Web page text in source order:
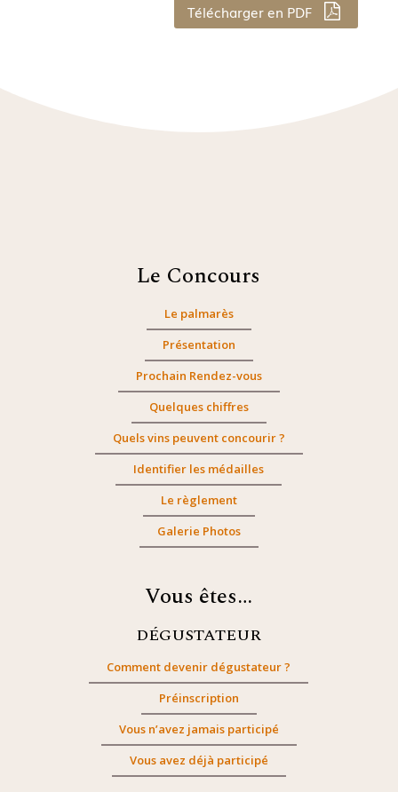
Télécharger en PDF
Le Concours
Le palmarès
Présentation
Prochain Rendez-vous
Quelques chiffres
Quels vins peuvent concourir ?
Identifier les médailles
Le règlement
Galerie Photos
Vous êtes…
DÉGUSTATEUR
Comment devenir dégustateur ?
Préinscription
Vous n’avez jamais participé
Vous avez déjà participé